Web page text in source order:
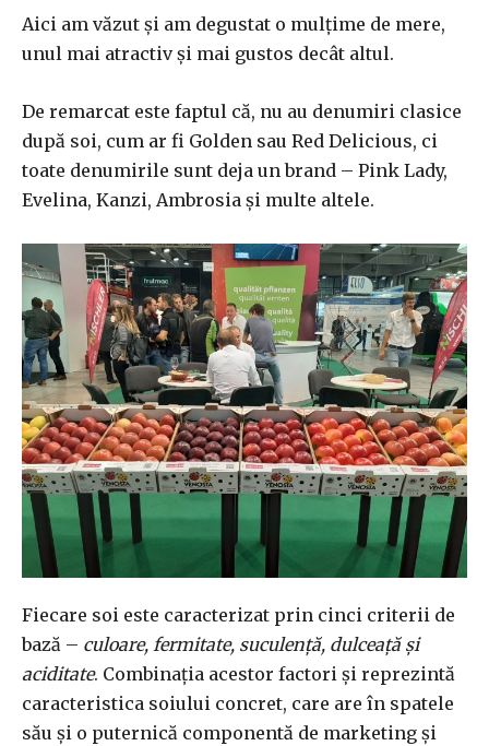
Aici am văzut și am degustat o mulțime de mere,
unul mai atractiv și mai gustos decât altul.
De remarcat este faptul că, nu au denumiri clasice
după soi, cum ar fi Golden sau Red Delicious, ci
toate denumirile sunt deja un brand – Pink Lady,
Evelina, Kanzi, Ambrosia și multe altele.
Fiecare soi este caracterizat prin cinci criterii de
bază – culoare, fermitate, suculență, dulceață și
aciditate. Combinația acestor factori și reprezintă
caracteristica soiului concret, care are în spatele
său și o puternică componentă de marketing și